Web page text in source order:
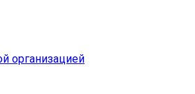
организацией